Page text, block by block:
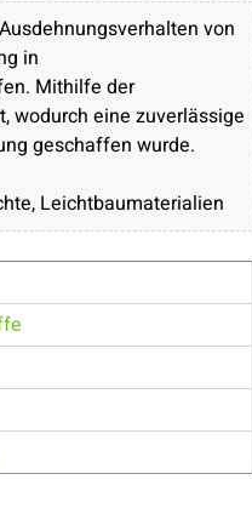
von
in
Mithilfe der
wodurch eine zuverlässige
geschaffen wurde.
Leichtbaumaterialien